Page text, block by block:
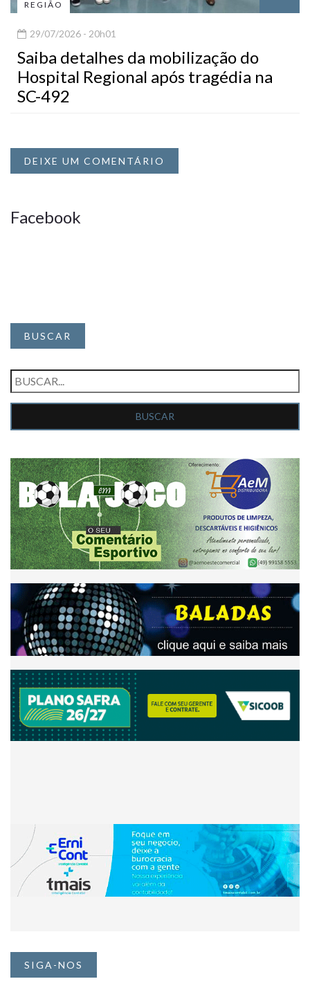
REGIÃO
29/07/2026 - 20h01
Saiba detalhes da mobilização do
Hospital Regional após tragédia na
SC-492
DEIXE UM COMENTÁRIO
Facebook
BUSCAR
SIGA-NOS